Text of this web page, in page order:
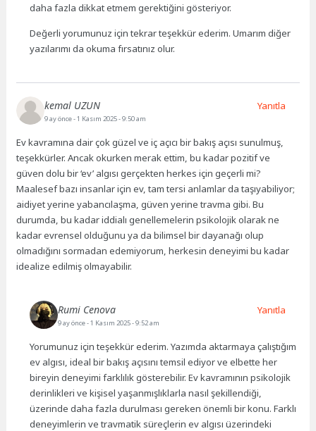
daha fazla dikkat etmem gerektiğini gösteriyor.
Değerli yorumunuz için tekrar teşekkür ederim. Umarım diğer
yazılarımı da okuma fırsatınız olur.
kemal UZUN
9 ay önce- 1 Kasım 2025 - 9:50 am
Ev kavramına dair çok güzel ve iç açıcı bir bakış açısı sunulmuş,
teşekkürler. Ancak okurken merak ettim, bu kadar pozitif ve
güven dolu bir ‘ev’ algısı gerçekten herkes için geçerli mi?
Maalesef bazı insanlar için ev, tam tersi anlamlar da taşıyabiliyor;
aidiyet yerine yabancılaşma, güven yerine travma gibi. Bu
durumda, bu kadar iddialı genellemelerin psikolojik olarak ne
kadar evrensel olduğunu ya da bilimsel bir dayanağı olup
olmadığını sormadan edemiyorum, herkesin deneyimi bu kadar
idealize edilmiş olmayabilir.
Yanıtla
Rumi Cenova
9 ay önce- 1 Kasım 2025 - 9:52 am
Yorumunuz için teşekkür ederim. Yazımda aktarmaya çalıştığım
ev algısı, ideal bir bakış açısını temsil ediyor ve elbette her
bireyin deneyimi farklılık gösterebilir. Ev kavramının psikolojik
derinlikleri ve kişisel yaşanmışlıklarla nasıl şekillendiği,
üzerinde daha fazla durulması gereken önemli bir konu. Farklı
deneyimlerin ve travmatik süreçlerin ev algısı üzerindeki
Yanıtla